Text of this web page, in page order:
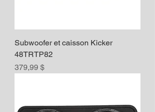
Subwoofer et caisson Kicker
48TRTP82
Prix
379,99 $